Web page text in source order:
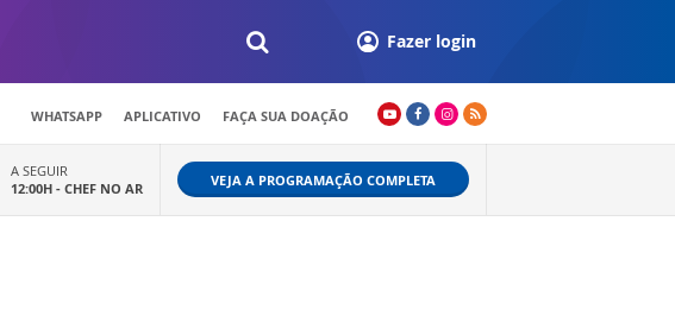
Fazer login
WHATSAPP APLICATIVO FAÇA SUA DOAÇÃO
A SEGUIR
12:00H - CHEF NO AR VEJA A PROGRAMAÇÃO COMPLETA